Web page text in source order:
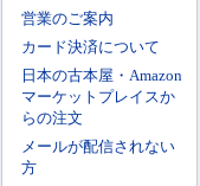
営業のご案内
カード決済について
日本の古本屋・Amazon
マーケットプレイスか
らの注文
メールが配信されない
方